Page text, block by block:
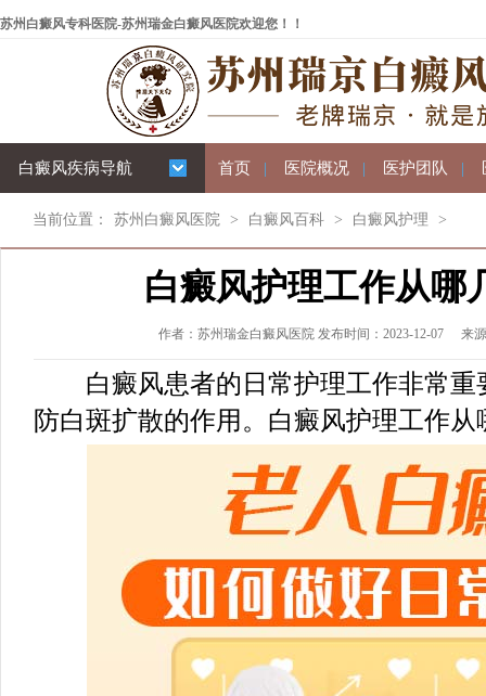
苏州白癜风专科医院-苏州瑞金白癜风医院欢迎您！！
白癜风疾病导航 首页 | 医院概况 | 医护团队 |
当前位置： 苏州白癜风医院 > 白癜风百科 > 白癜风护理 >
白癜风护理工作从哪
作者：苏州瑞金白癜风医院 发布时间：2023-12-07 来
白癜风患者的日常护理工作非常重
防白斑扩散的作用。白癜风护理工作